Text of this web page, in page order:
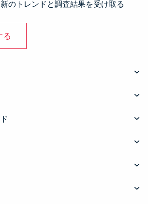
のトレンドと調査結果を受け取る
る